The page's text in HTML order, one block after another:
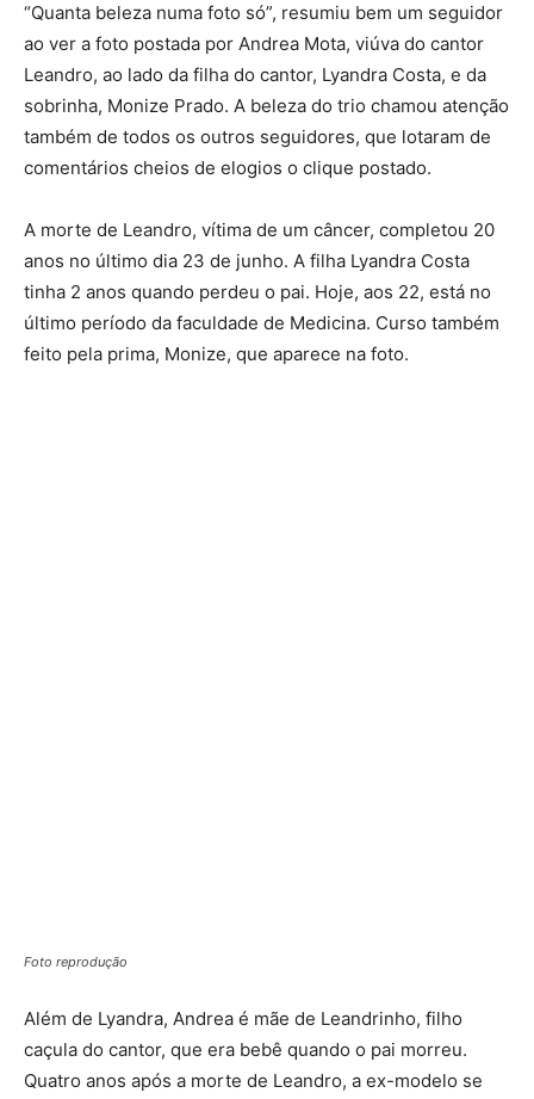
“Quanta beleza numa foto só”, resumiu bem um seguidor
ao ver a foto postada por Andrea Mota, viúva do cantor
Leandro, ao lado da filha do cantor, Lyandra Costa, e da
sobrinha, Monize Prado. A beleza do trio chamou atenção
também de todos os outros seguidores, que lotaram de
comentários cheios de elogios o clique postado.
A morte de Leandro, vítima de um câncer, completou 20
anos no último dia 23 de junho. A filha Lyandra Costa
tinha 2 anos quando perdeu o pai. Hoje, aos 22, está no
último período da faculdade de Medicina. Curso também
feito pela prima, Monize, que aparece na foto.
Foto reprodução
Além de Lyandra, Andrea é mãe de Leandrinho, filho
caçula do cantor, que era bebê quando o pai morreu.
Quatro anos após a morte de Leandro, a ex-modelo se